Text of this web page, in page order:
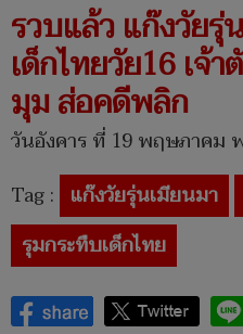
รวบแล้ว แก๊งวัยรุ่
เด็กไทยวัย16 เจ้
มุม ส่อคดีพลิก
วันอังคาร ที่ 19 พฤษภาคม
Tag : แก๊งวัยรุ่นเมียนมา
รุมกระทืบเด็กไทย